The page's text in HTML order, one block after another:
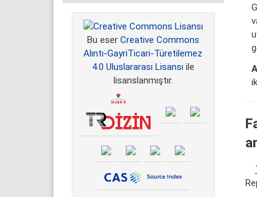
Bu eser Creative Commons
Alıntı-GayriTicari-Türetilemez
4.0 Uluslararası Lisansı ile
lisanslanmıştır.